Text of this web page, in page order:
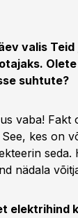
valis
suhtute?
vaba! Fakt
kes on
nädala
elektrihind